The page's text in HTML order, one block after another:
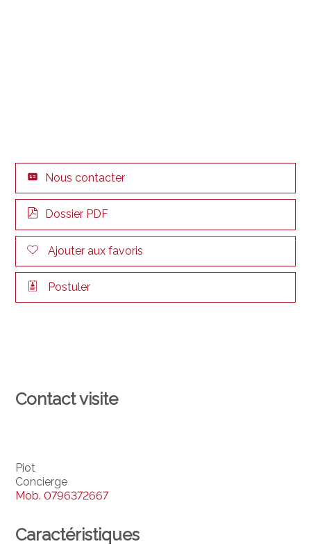
Nous contacter
Dossier PDF
Ajouter aux favoris
Postuler
Contact visite
Piot
Concierge
Mob.0796372667
Caractéristiques